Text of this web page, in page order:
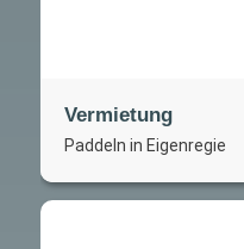
Vermietung
Paddeln in Eigenregie